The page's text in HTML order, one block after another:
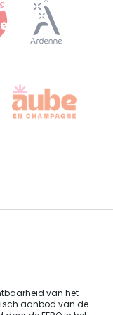
Est
van het
aanbod van de